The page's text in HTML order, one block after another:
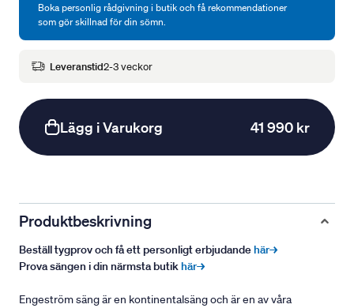
Boka personlig rådgivning i butik och få rekommendationer
som gör skillnad för din sömn.
Leveranstid2-3 veckor
Lägg i Varukorg 41 990 kr
Produktbeskrivning
Beställ tygprov och få ett personligt erbjudandehär→
Prova sängen i din närmsta butikhär→
Engeström säng är en kontinentalsäng och är en av våra